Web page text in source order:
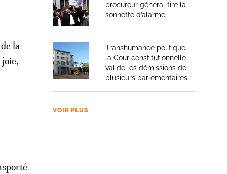
la
procureur général tire la
sonnette d’alarme
Transhumance politique:
la Cour constitutionnelle
valide les démissions de
plusieurs parlementaires
VOIR PLUS